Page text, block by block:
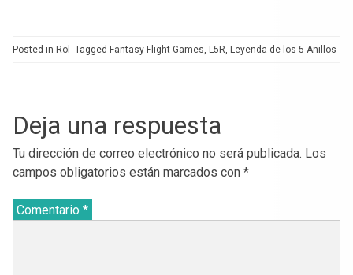
Posted in Rol Tagged Fantasy Flight Games, L5R, Leyenda de los 5 Anillos
Deja una respuesta
Tu dirección de correo electrónico no será publicada. Los
campos obligatorios están marcados con *
Comentario *